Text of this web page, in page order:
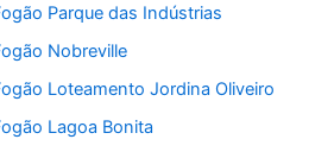
Parque das Indústrias
Nobreville
Loteamento Jordina Oliveiro
Lagoa Bonita